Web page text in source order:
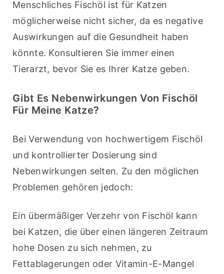
Menschliches Fischöl ist für Katzen
möglicherweise nicht sicher, da es negative
Auswirkungen auf die Gesundheit haben
könnte. Konsultieren Sie immer einen
Tierarzt, bevor Sie es Ihrer Katze geben.
Gibt Es Nebenwirkungen Von Fischöl
Für Meine Katze?
Bei Verwendung von hochwertigem Fischöl
und kontrollierter Dosierung sind
Nebenwirkungen selten. Zu den möglichen
Problemen gehören jedoch:
Ein übermäßiger Verzehr von Fischöl kann
bei Katzen, die über einen längeren Zeitraum
hohe Dosen zu sich nehmen, zu
Fettablagerungen oder Vitamin-E-Mangel